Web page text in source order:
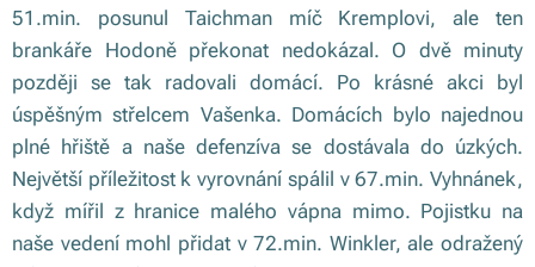
51.min. posunul Taichman míč Kremplovi, ale ten
brankáře Hodoně překonat nedokázal. O dvě minuty
později se tak radovali domácí. Po krásné akci byl
úspěšným střelcem Vašenka. Domácích bylo najednou
plné hřiště a naše defenzíva se dostávala do úzkých.
Největší příležitost k vyrovnání spálil v 67.min. Vyhnánek,
když mířil z hranice malého vápna mimo. Pojistku na
naše vedení mohl přidat v 72.min. Winkler, ale odražený